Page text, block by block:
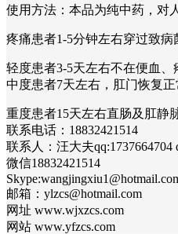
使用方法：本品为纯中药，对
疼痛患者1-5分钟左右穿过致
轻度患者3-5天左右不在便血、
中度患者7天左右，肛门恢复
重度患者15天左右直肠及肛静
联系电话：18832421514
联系人：汪大夫qq:1737664704
微信18832421514
邮箱：ylzcs@hotmail.com
网址 www.wjxzcs.com
网站 www.yfzcs.com